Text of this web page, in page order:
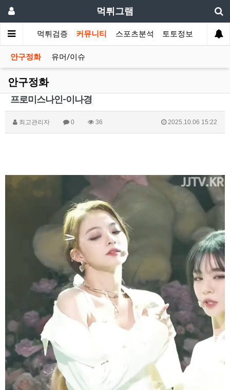
먹튀그램
먹튀검증 커뮤니티 스포츠분석 토토정보
안구정화 유머/이슈
안구정화
프로미스나인-이나경
최고관리자 0 36 2025.10.06 15:22